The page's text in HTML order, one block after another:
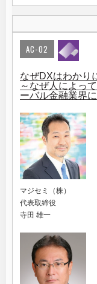
AC-02
なぜDXはわかり
～なぜ人によっ
ーバル金融業界
マジセミ（株）
代表取締役
寺田 雄一